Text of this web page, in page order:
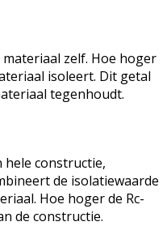
zelf. Hoe hoger
isoleert. Dit getal
tegenhoudt.
hele constructie,
de isolatiewaarde
Hoe hoger de Rc-
de constructie.